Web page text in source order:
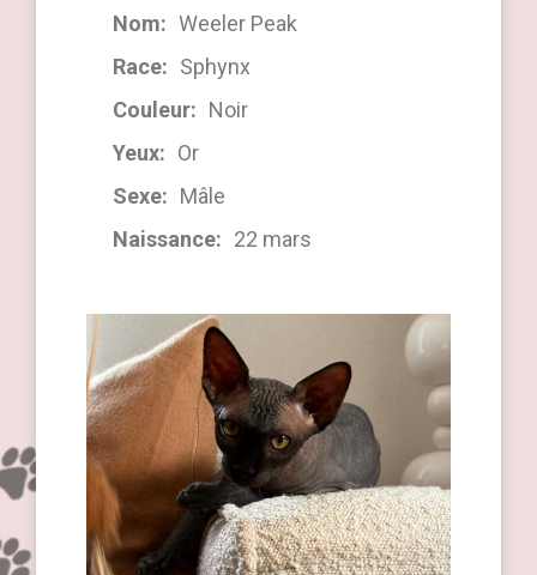
Nom: Weeler Peak
Race: Sphynx
Couleur: Noir
Yeux: Or
Sexe: Mâle
Naissance: 22 mars 2024